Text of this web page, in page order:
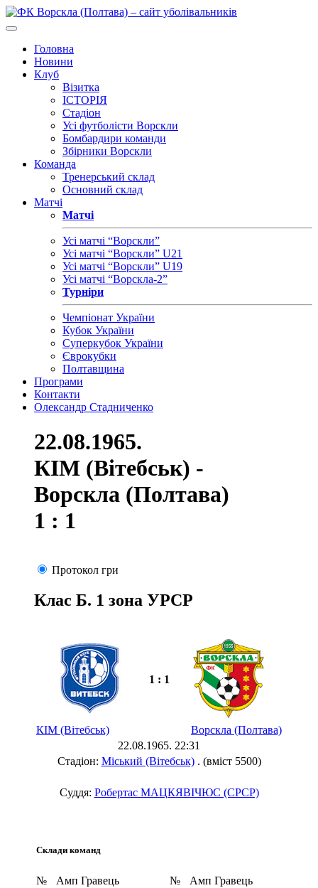
Головна
Новини
Клуб
Візитка
ІСТОРІЯ
Стадіон
Усі футболісти Ворскли
Бомбардири команди
Збірники Ворскли
Команда
Тренерський склад
Основний склад
Матчі
Матчі
Усі матчі “Ворскли”
Усі матчі “Ворскли” U21
Усі матчі “Ворскли” U19
Усі матчі “Ворскла-2”
Турніри
Чемпіонат України
Кубок України
Суперкубок України
Єврокубки
Полтавщина
Програми
Контакти
Олександр Стадниченко
22.08.1965.
КІМ (Вітебськ) -
Ворскла (Полтава)
1 : 1
Протокол гри
Клас Б. 1 зона УРСР
1 : 1
КІМ (Вітебськ)
Ворскла (Полтава)
22.08.1965. 22:31
Стадіон: Міський (Вітебськ). (вміст 5500)
Суддя: Робертас МАЦКЯВІЧЮС (СРСР)
Склади команд
№ Амп Гравець № Амп Гравець